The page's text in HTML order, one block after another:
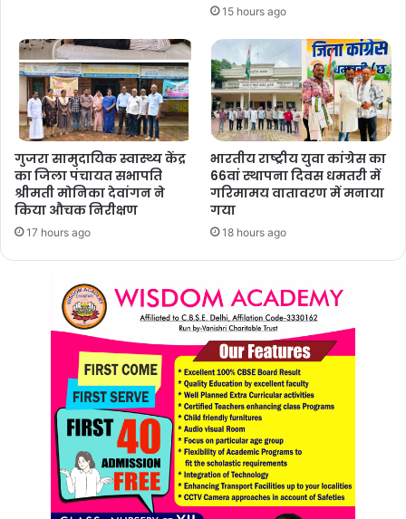
15 hours ago
गुजरा सामुदायिक स्वास्थ्य केंद्र
का जिला पंचायत सभापति
श्रीमती मोनिका देवांगन ने
किया औचक निरीक्षण
17 hours ago
भारतीय राष्ट्रीय युवा कांग्रेस का
66वां स्थापना दिवस धमतरी में
गरिमामय वातावरण में मनाया
गया
18 hours ago